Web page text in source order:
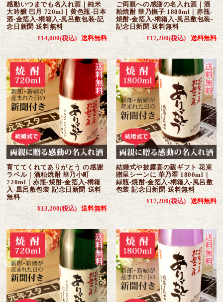
感動いつまでも名入れ酒｜純米
大吟醸 巴月 720ml｜黄色瓶-日本
酒-金箔入-桐箱入-風呂敷包装-記
念日新聞-送料無料
¥14,000(税込) 送料無料
ご両親への感謝の名入れ酒｜酒
粕焼酎 華乃撫子 1800ml｜赤瓶-
焼酎-金箔入-桐箱入-風呂敷包装-
記念日新聞-送料無料
¥17,200(税込) 送料無料
育ててくれてありがとう の感謝
ラベル｜酒粕焼酎 華乃小町
720ml｜赤瓶-焼酎-金箔入-桐箱
入-風呂敷包装-記念日新聞-送料
無料
¥13,200(税込) 送料無料
結婚式や披露宴の親ギフト 花束
贈呈シーンに 華乃翠 1800ml｜
緑瓶-焼酎-金箔入-桐箱入-風呂敷
包装-記念日新聞-送料無料
¥17,200(税込) 送料無料